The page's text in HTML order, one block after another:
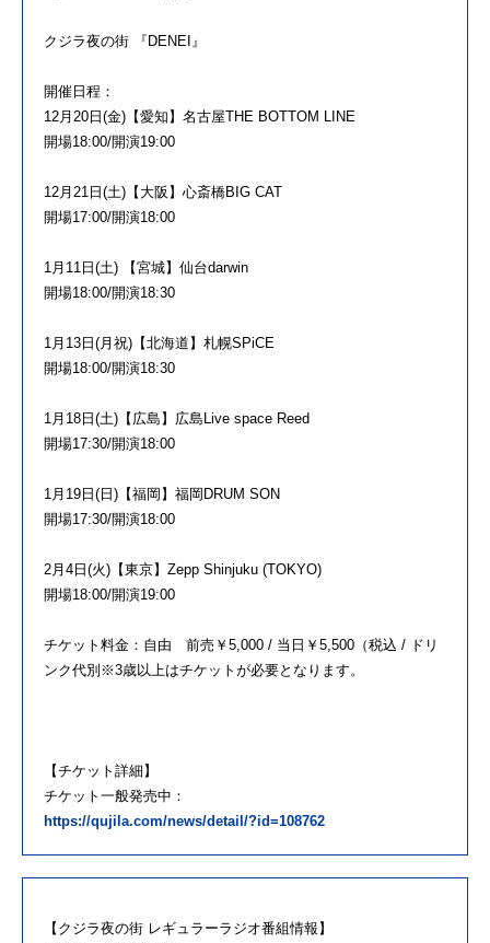
クジラ夜の街 『DENEI』
開催日程：
12月20日(金)【愛知】名古屋THE BOTTOM LINE
開場18:00/開演19:00
12月21日(土)【大阪】心斎橋BIG CAT
開場17:00/開演18:00
1月11日(土) 【宮城】仙台darwin
開場18:00/開演18:30
1月13日(月祝)【北海道】札幌SPiCE
開場18:00/開演18:30
1月18日(土)【広島】広島Live space Reed
開場17:30/開演18:00
1月19日(日)【福岡】福岡DRUM SON
開場17:30/開演18:00
2月4日(火)【東京】Zepp Shinjuku (TOKYO)
開場18:00/開演19:00
チケット料金：自由 前売￥5,000 / 当日￥5,500（税込 / ドリ
ンク代別※3歳以上はチケットが必要となります。
【チケット詳細】
チケット一般発売中：
https://qujila.com/news/detail/?id=108762
【クジラ夜の街 レギュラーラジオ番組情報】